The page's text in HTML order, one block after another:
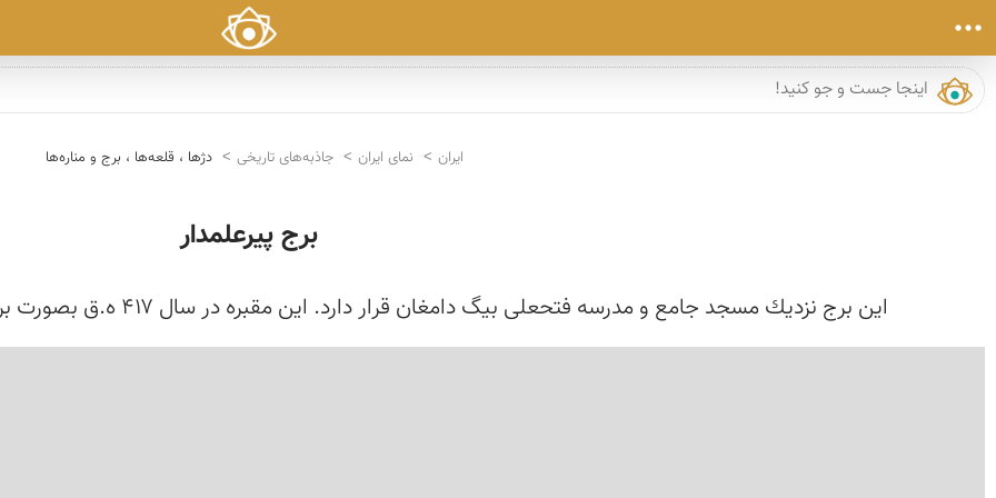
ایران نمای ایران جاذبه‌های تاریخی دژها ، قلعه‌ها ، برج و مناره‌ها
برج‌ پیرعلمدار
این‌ برج‌ نزدیك‌ مسجد جامع‌ و مدرسه‌ فتحعلی‌ بیگ‌ دامغان‌ قرار دارد. این‌ مقبره‌ در سال‌ ۴۱۷ ه.ق‌ بصورت‌ برح‌ مدور آجری‌ با گنبد مخروطی‌ پیازی‌ ساخته...